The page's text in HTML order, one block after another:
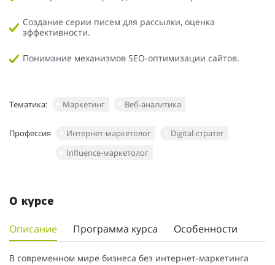
Создание серии писем для рассылки, оценка
эффективности.
Понимание механизмов SEO-оптимизации сайтов.
Тематика: Маркетинг Веб-аналитика
Профессия Интернет-маркетолог
Digital-стратег
Influence-маркетолог
О курсе
Описание Программа курса Особенности
В современном мире бизнеса без интернет-маркетинга